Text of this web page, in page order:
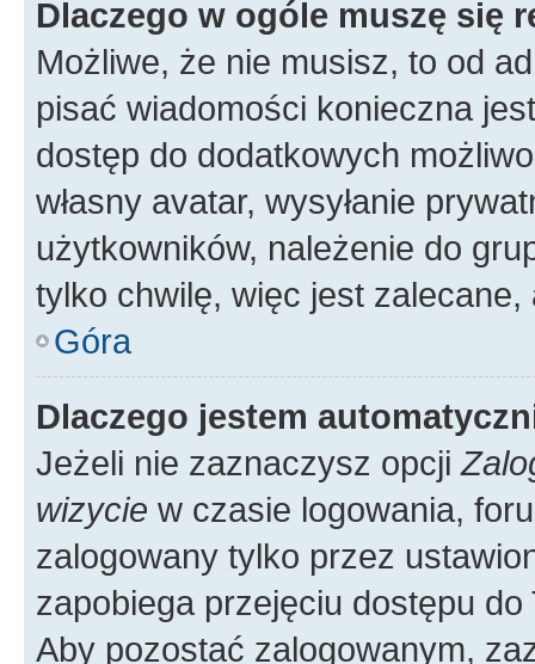
Dlaczego w ogóle muszę się
Możliwe, że nie musisz, to od
pisać wiadomości konieczna
dostęp do dodatkowych
własny avatar, wysyłanie
użytkowników, należenie do
tylko chwilę, więc jest zalecane,
Góra
Dlaczego jestem
Jeżeli nie zaznaczysz opcji
wizycie w czasie logowania,
zalogowany tylko przez
zapobiega przejęciu dostępu
Aby pozostać zalogowanym,